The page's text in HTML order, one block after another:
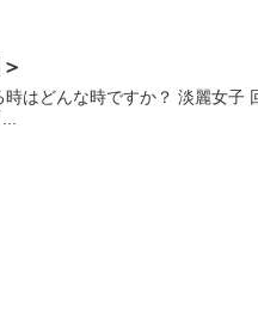
はどんな時ですか？ 淡麗女子